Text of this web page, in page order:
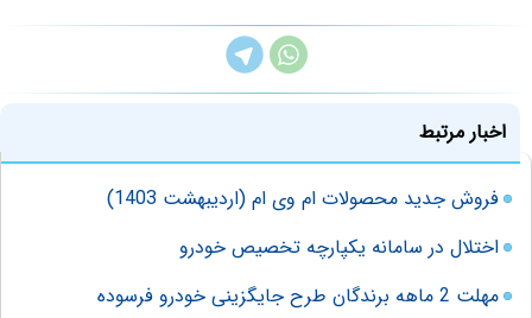
اخبار مرتبط
فروش جدید محصولات ام وی ام (اردیبهشت 1403)
اختلال در سامانه یکپارچه تخصیص خودرو
مهلت 2 ماهه برندگان طرح جایگزینی خودرو فرسوده